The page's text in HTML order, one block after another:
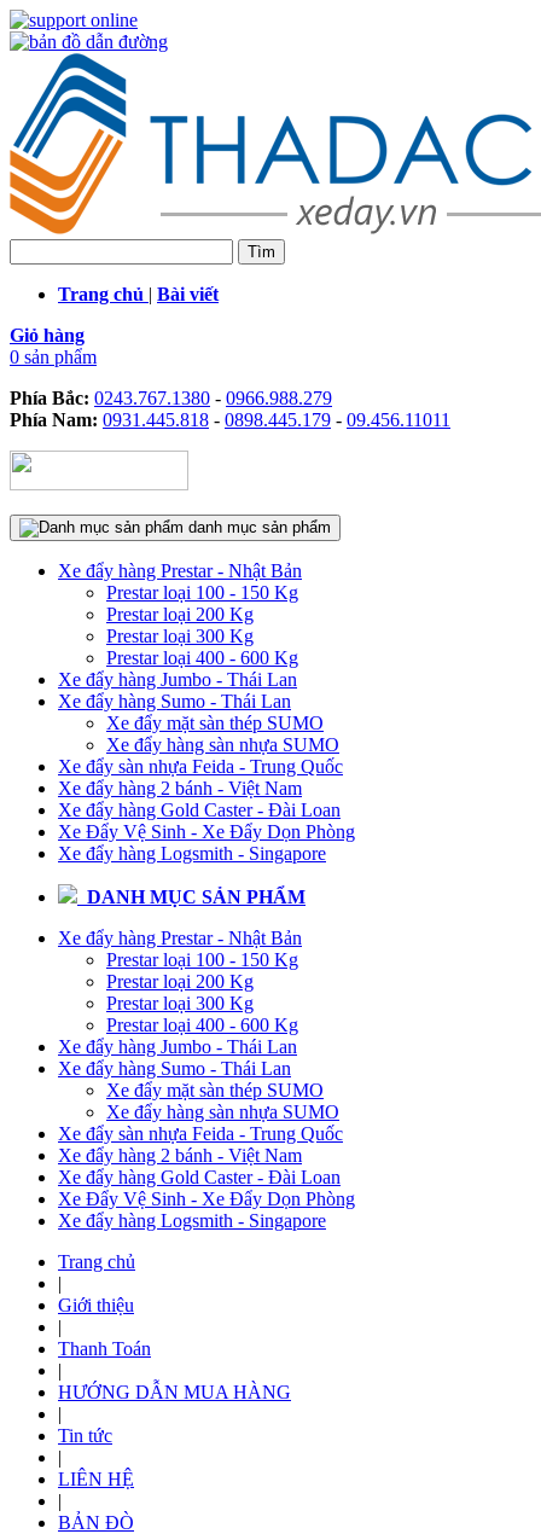
Trang chủ | Bài viết
Giỏ hàng
0 sản phẩm
Phía Bắc: 0243.767.1380 - 0966.988.279
Phía Nam: 0931.445.818 - 0898.445.179 - 09.456.11011
danh mục sản phẩm
Xe đẩy hàng Prestar - Nhật Bản
Prestar loại 100 - 150 Kg
Prestar loại 200 Kg
Prestar loại 300 Kg
Prestar loại 400 - 600 Kg
Xe đẩy hàng Jumbo - Thái Lan
Xe đẩy hàng Sumo - Thái Lan
Xe đẩy mặt sàn thép SUMO
Xe đẩy hàng sàn nhựa SUMO
Xe đẩy sàn nhựa Feida - Trung Quốc
Xe đẩy hàng 2 bánh - Việt Nam
Xe đẩy hàng Gold Caster - Đài Loan
Xe Đẩy Vệ Sinh - Xe Đẩy Dọn Phòng
Xe đẩy hàng Logsmith - Singapore
DANH MỤC SẢN PHẨM
Xe đẩy hàng Prestar - Nhật Bản
Prestar loại 100 - 150 Kg
Prestar loại 200 Kg
Prestar loại 300 Kg
Prestar loại 400 - 600 Kg
Xe đẩy hàng Jumbo - Thái Lan
Xe đẩy hàng Sumo - Thái Lan
Xe đẩy mặt sàn thép SUMO
Xe đẩy hàng sàn nhựa SUMO
Xe đẩy sàn nhựa Feida - Trung Quốc
Xe đẩy hàng 2 bánh - Việt Nam
Xe đẩy hàng Gold Caster - Đài Loan
Xe Đẩy Vệ Sinh - Xe Đẩy Dọn Phòng
Xe đẩy hàng Logsmith - Singapore
Trang chủ
|
Giới thiệu
|
Thanh Toán
|
HƯỚNG DẪN MUA HÀNG
|
Tin tức
|
LIÊN HỆ
|
BẢN ĐÒ